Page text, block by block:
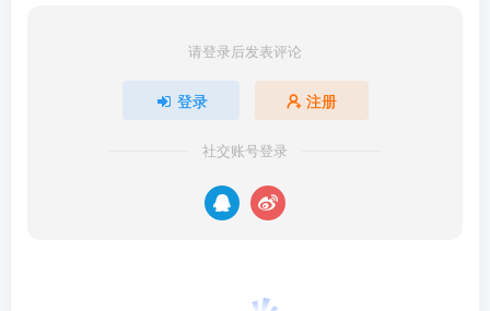
请登录后发表评论
登录 注册
社交账号登录